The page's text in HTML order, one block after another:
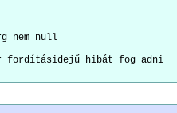
nem null
fordításidejű hibát fog adni